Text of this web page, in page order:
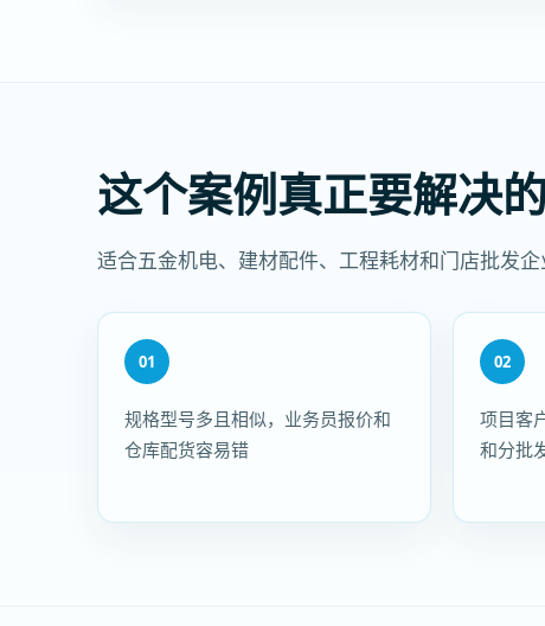
这个案例真正要解决
适合五金机电、建材配件、工程耗材和门店批发
01
规格型号多且相似，业务员报价和
仓库配货容易错
02
项目客
和分批